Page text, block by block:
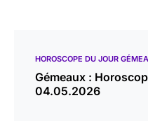
HOROSCOPE DU JOUR
Gémeaux :
04.05.2026